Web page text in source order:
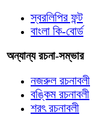
স্বরলিপির ফন্ট
বাংলা কি-বোর্ড
অন্যান্য রচনা-সম্ভার
নজরুল রচনাবলী
বঙ্কিম রচনাবলী
শরৎ রচনাবলী